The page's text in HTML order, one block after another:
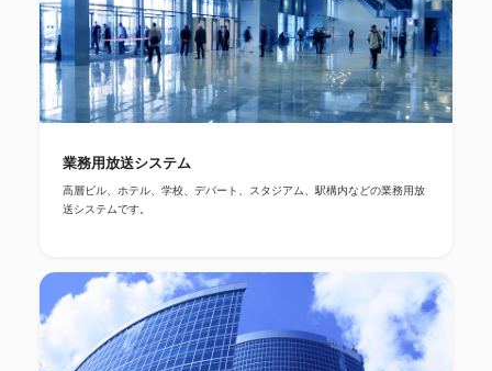
業務用放送システム
高層ビル、ホテル、学校、デパート、スタジアム、駅構内などの業務用放
送システムです。